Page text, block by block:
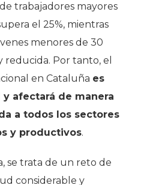
trabajadores mayores
el 25%, mientras
menores de 30
reducida. Por tanto, el
en Cataluña es
y afectará de manera
a todos los sectores
y productivos.
se trata de un reto de
considerable y